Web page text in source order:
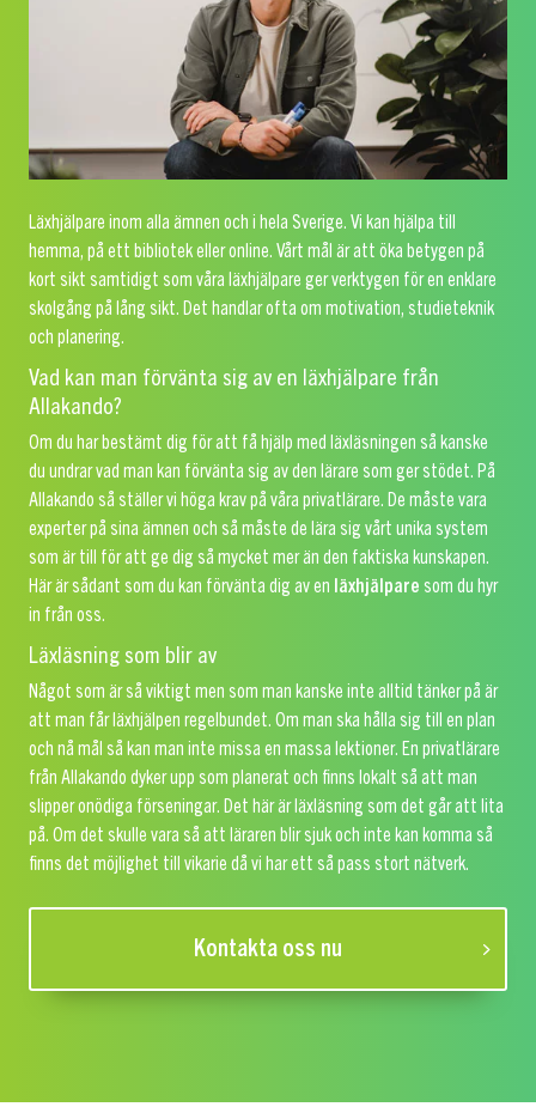
Läxhjälpare inom alla ämnen och i hela Sverige. Vi kan hjälpa till
hemma, på ett bibliotek eller online. Vårt mål är att öka betygen på
kort sikt samtidigt som våra läxhjälpare ger verktygen för en enklare
skolgång på lång sikt. Det handlar ofta om motivation, studieteknik
och planering.
Vad kan man förvänta sig av en läxhjälpare från
Allakando?
Om du har bestämt dig för att få hjälp med läxläsningen så kanske
du undrar vad man kan förvänta sig av den lärare som ger stödet. På
Allakando så ställer vi höga krav på våra privatlärare. De måste vara
experter på sina ämnen och så måste de lära sig vårt unika system
som är till för att ge dig så mycket mer än den faktiska kunskapen.
Här är sådant som du kan förvänta dig av en läxhjälpare som du hyr
in från oss.
Läxläsning som blir av
Något som är så viktigt men som man kanske inte alltid tänker på är
att man får läxhjälpen regelbundet. Om man ska hålla sig till en plan
och nå mål så kan man inte missa en massa lektioner. En privatlärare
från Allakando dyker upp som planerat och finns lokalt så att man
slipper onödiga förseningar. Det här är läxläsning som det går att lita
på. Om det skulle vara så att läraren blir sjuk och inte kan komma så
finns det möjlighet till vikarie då vi har ett så pass stort nätverk.
Kontakta oss nu